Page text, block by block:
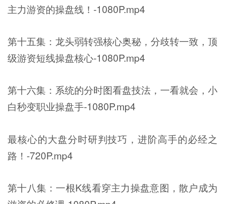
主力游资的操盘线！-1080P.mp4
第十五集：龙头弱转强核心奥秘，分歧转一致，顶
级游资短线操盘核心-1080P.mp4
第十六集：系统的分时图看盘技法，一看就会，小
白秒变职业操盘手-1080P.mp4
最核心的大盘分时研判技巧，进阶高手的必经之
路！-720P.mp4
第十八集：一根K线看穿主力操盘意图，散户成为